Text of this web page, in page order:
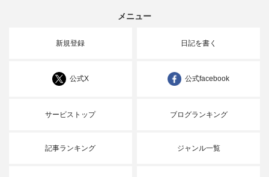
メニュー
新規登録 日記を書く
公式X 公式facebook
サービストップ ブログランキング
記事ランキング ジャンル一覧